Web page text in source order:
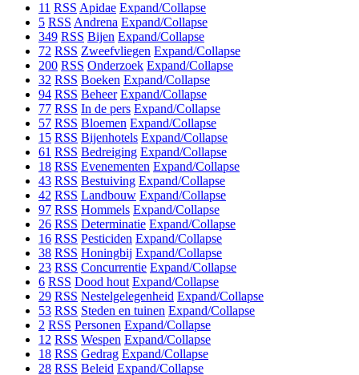
11 RSS Apidae Expand/Collapse
5 RSS Andrena Expand/Collapse
349 RSS Bijen Expand/Collapse
72 RSS Zweefvliegen Expand/Collapse
200 RSS Onderzoek Expand/Collapse
32 RSS Boeken Expand/Collapse
94 RSS Beheer Expand/Collapse
77 RSS In de pers Expand/Collapse
57 RSS Bloemen Expand/Collapse
15 RSS Bijenhotels Expand/Collapse
61 RSS Bedreiging Expand/Collapse
18 RSS Evenementen Expand/Collapse
43 RSS Bestuiving Expand/Collapse
42 RSS Landbouw Expand/Collapse
97 RSS Hommels Expand/Collapse
26 RSS Determinatie Expand/Collapse
16 RSS Pesticiden Expand/Collapse
38 RSS Honingbij Expand/Collapse
23 RSS Concurrentie Expand/Collapse
6 RSS Dood hout Expand/Collapse
29 RSS Nestelgelegenheid Expand/Collapse
53 RSS Steden en tuinen Expand/Collapse
2 RSS Personen Expand/Collapse
12 RSS Wespen Expand/Collapse
18 RSS Gedrag Expand/Collapse
28 RSS Beleid Expand/Collapse